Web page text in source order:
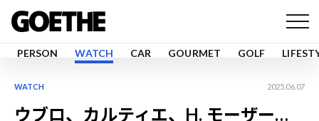
PERSON WATCH CAR GOURMET GOLF
WATCH 2025.06.07
ウブロ、カルティエ、H. モーザー…